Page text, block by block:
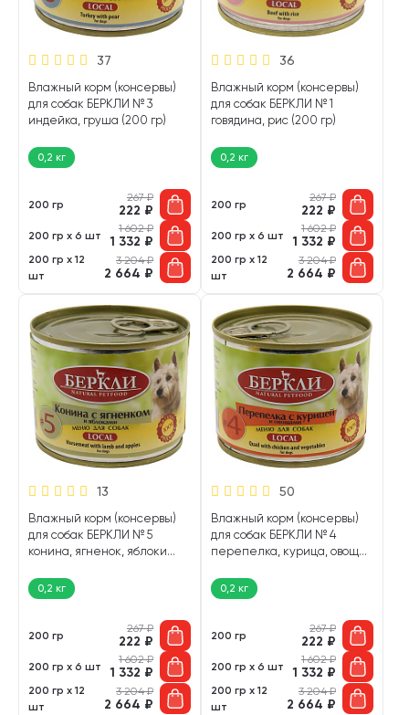
37
Влажный корм (консервы)
для собак БЕРКЛИ № 3
индейка, груша (200 гр)
0,2 кг
200 гр
267₽
222 ₽
200 гр х 6 шт
1 602₽
1 332 ₽
200 гр х 12
шт
3 204₽
2 664 ₽
36
Влажный корм (консервы)
для собак БЕРКЛИ № 1
говядина, рис (200 гр)
0,2 кг
200 гр
267₽
222 ₽
200 гр х 6 шт
1 602₽
1 332 ₽
200 гр х 12
шт
3 204₽
2 664 ₽
13
Влажный корм (консервы)
для собак БЕРКЛИ № 5
конина, ягненок, яблоки
0,2 кг
200 гр
267₽
222 ₽
200 гр х 6 шт
1 602₽
1 332 ₽
200 гр х 12
шт
3 204₽
2 664 ₽
50
Влажный корм (консервы)
для собак БЕРКЛИ № 4
перепелка, курица, овощи
0,2 кг
200 гр
267₽
222 ₽
200 гр х 6 шт
1 602₽
1 332 ₽
200 гр х 12
шт
3 204₽
2 664 ₽